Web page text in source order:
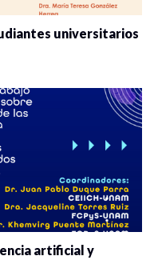
universitarios
artificial y